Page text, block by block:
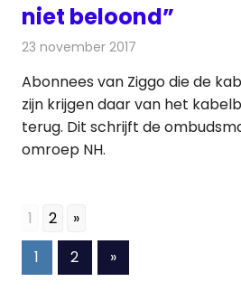
niet beloond”
23 november 2017
Abonnees van Ziggo die de
zijn krijgen daar van het
terug. Dit schrijft de
omroep NH.
1 2 »
Berichten
1 2
Volgende
berichten
»